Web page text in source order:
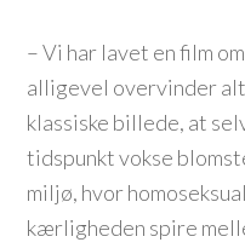
– Vi har lavet en film
alligevel overvinder
klassiske billede, at
tidspunkt vokse
miljø, hvor
kærligheden spire